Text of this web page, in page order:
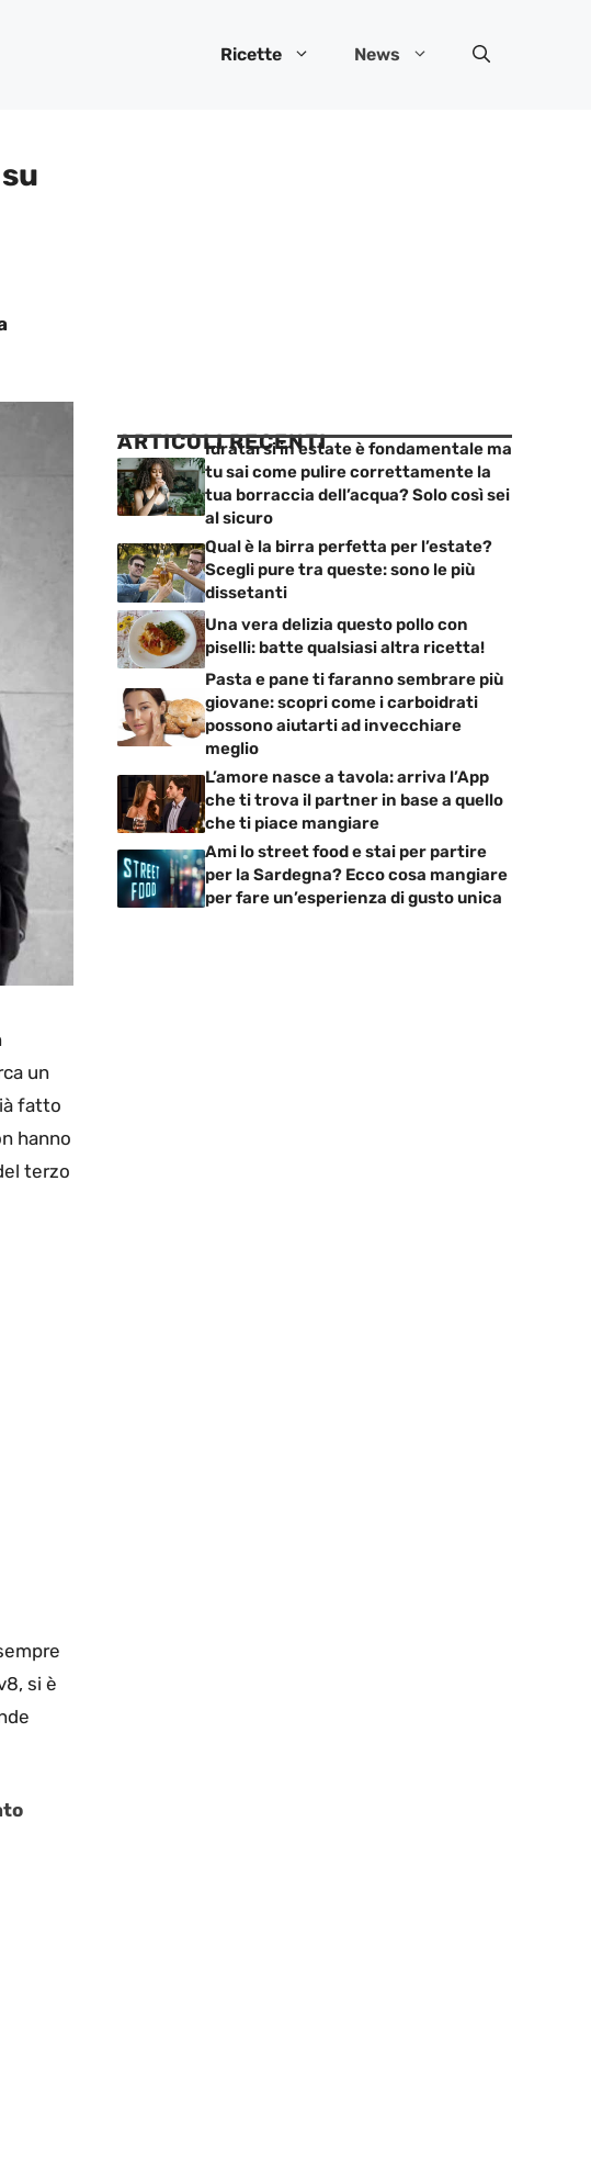
Ricette News
un
fatto
hanno
terzo
si è
ARTICOLI RECENTI
Idratarsi in estate è fondamentale ma
tu sai come pulire correttamente la
tua borraccia dell’acqua? Solo così sei
al sicuro
Qual è la birra perfetta per l’estate?
Scegli pure tra queste: sono le più
dissetanti
Una vera delizia questo pollo con
piselli: batte qualsiasi altra ricetta!
Pasta e pane ti faranno sembrare più
giovane: scopri come i carboidrati
possono aiutarti ad invecchiare
meglio
L’amore nasce a tavola: arriva l’App
che ti trova il partner in base a quello
che ti piace mangiare
Ami lo street food e stai per partire
per la Sardegna? Ecco cosa mangiare
per fare un’esperienza di gusto unica